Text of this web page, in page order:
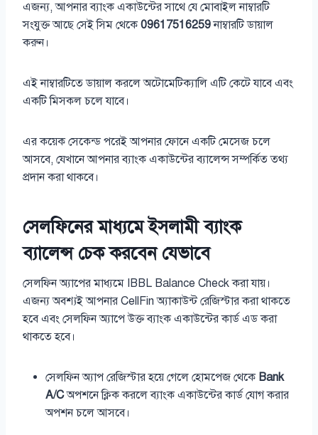
এজন্য, আপনার ব্যাংক একাউন্টের সাথে যে মোবাইল নাম্বারটি
সংযুক্ত আছে সেই সিম থেকে09617516259নাম্বারটি ডায়াল
করুন।
এই নাম্বারটিতে ডায়াল করলে অটোমেটিক্যালি এটি কেটে যাবে এবং
একটি মিসকল চলে যাবে।
এর কয়েক সেকেন্ড পরেই আপনার ফোনে একটি মেসেজ চলে
আসবে, যেখানে আপনার ব্যাংক একাউন্টের ব্যালেন্স সম্পর্কিত তথ্য
প্রদান করা থাকবে।
সেলফিনের মাধ্যমে ইসলামী ব্যাংক
ব্যালেন্স চেক করবেন যেভাবে
সেলফিন অ্যাপের মাধ্যমে IBBL Balance Check করা যায়।
এজন্য অবশ্যই আপনার CellFin অ্যাকাউন্ট রেজিস্টার করা থাকতে
হবে এবং সেলফিন অ্যাপে উক্ত ব্যাংক একাউন্টের কার্ড এড করা
থাকতে হবে।
সেলফিন অ্যাপ রেজিস্টার হয়ে গেলে হোমপেজ থেকে Bank
A/Cঅপশনে ক্লিক করলে ব্যাংক একাউন্টের কার্ড যোগ করার
অপশন চলে আসবে।